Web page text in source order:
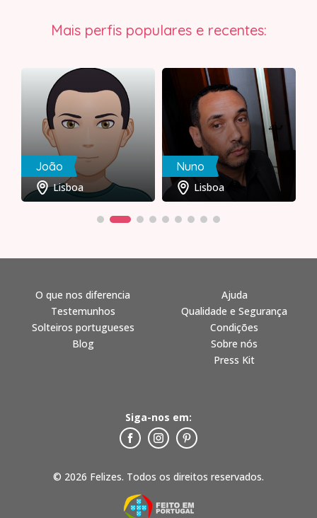
Mais perfis populares e recentes:
João
Lisboa
Nuno
Lisboa
© 2026 Felizes. Todos os direitos reservados.
O que nos diferencia
Testemunhos
Solteiros portugueses
Blog
Ajuda
Qualidade e Segurança
Condições
Sobre nós
Press Kit
Siga-nos em: